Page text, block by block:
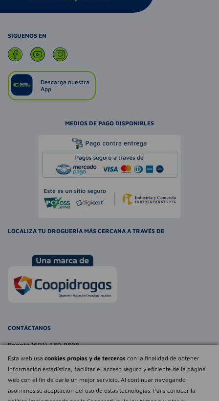
Esta web usa cookies propias y de terceros con la finalidad de obtener
información estadística, facilitar el acceso seguro y eficiente de la página
web con el fin de darle un mejor servicio. Al continuar navegando
asumimos su aceptación del uso de estas tecnologías. Para conocer la
Déjanos tu
SIGUENOS EN
Descarga nuestra
App
MEDIOS DE PAGO DISPONIBLES
LOCALIZA TU DROGUERÍA MÁS CERCANA A TRAVÉS DE
CONTÁCTANOS
Bogotá (601) 380 9898
atencionalcliente@farmaexpress.com
TE PUEDE INTERESAR
NOSOTROS